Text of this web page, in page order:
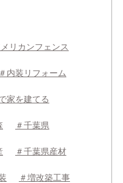
リカンフェンス
＃内装リフォーム
家を建てる
＃千葉県
＃千葉県産材
＃増改築工事